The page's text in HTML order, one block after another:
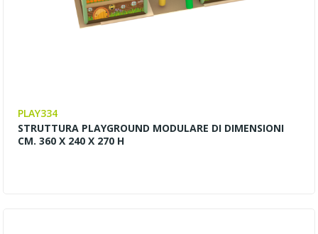
PLAY334
STRUTTURA PLAYGROUND MODULARE DI DIMENSIONI
CM. 360 X 240 X 270 H